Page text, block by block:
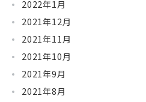
2022年1月
2021年12月
2021年11月
2021年10月
2021年9月
2021年8月